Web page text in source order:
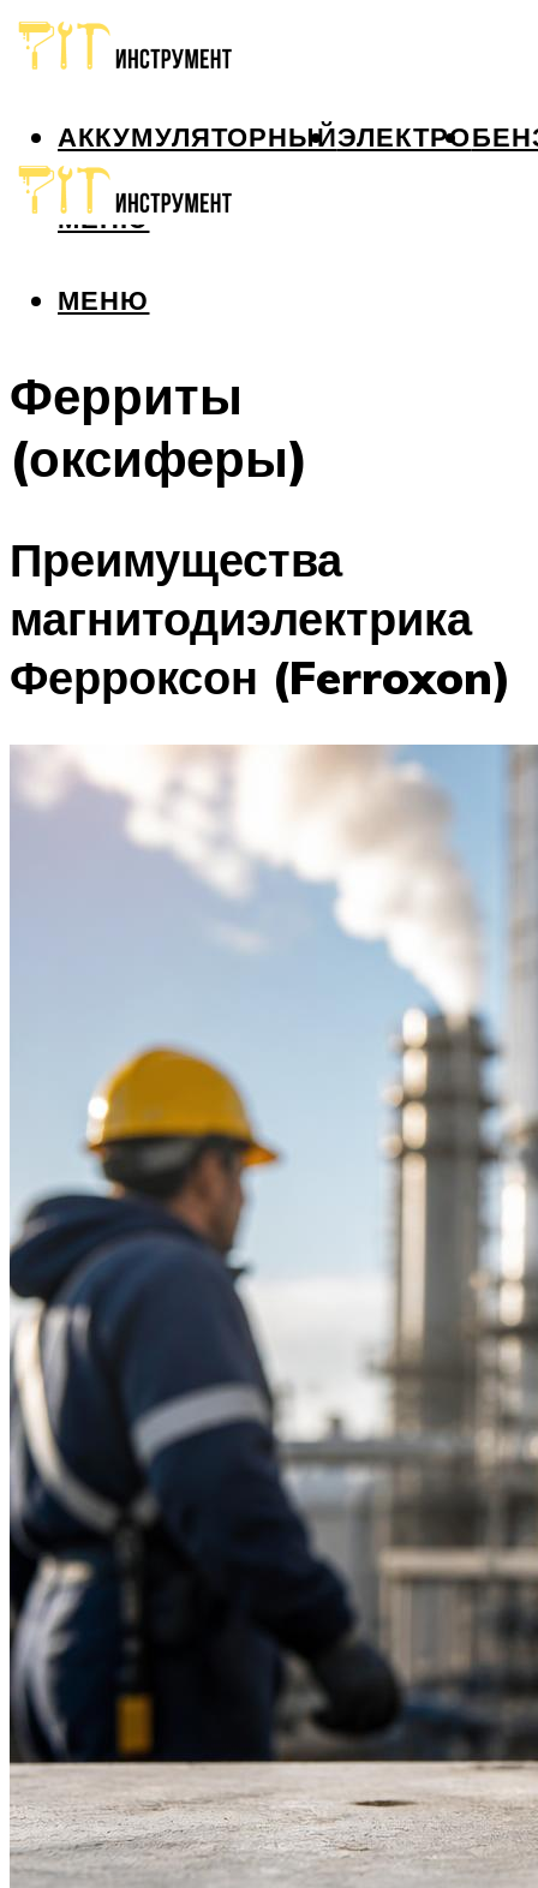
АККУМУЛЯТОРНЫЙЭЛЕКТРО
МЕНЮ
МЕНЮ
Ферриты
(оксиферы)
Преимущества
магнитодиэлектрика
Ферроксон (Ferroxon)